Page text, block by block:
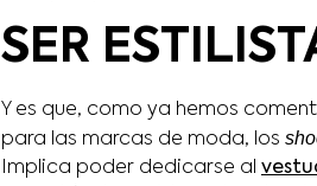
SER
Y es que, como ya hemos
para las marcas de moda, los
Implica poder dedicarse al